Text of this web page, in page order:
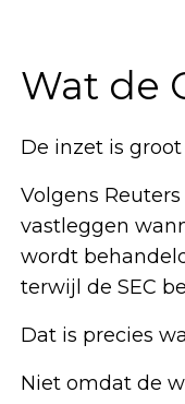
Wat de
De inzet is
Volgens
vastleggen
wordt
terwijl de SEC
Dat is precies
Niet omdat de